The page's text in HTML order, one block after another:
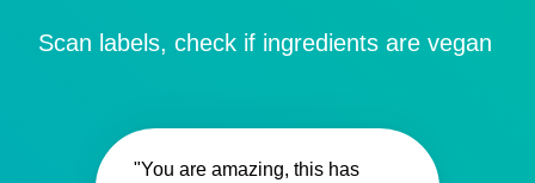
Scan labels, check if ingredients are vegan
"You are amazing, this has